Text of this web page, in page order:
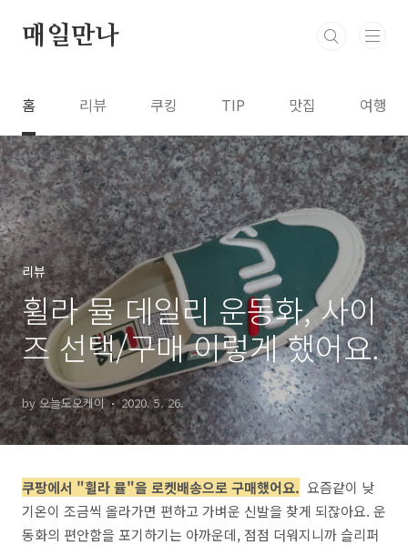
매일만나
홈 리뷰 쿠킹 TIP 맛집 여행
리뷰
휠라 뮬 데일리 운동화, 사이
즈 선택/구매 이렇게 했어요.
by 오늘도오케이 2020. 5. 26.
쿠팡에서 "휠라 뮬"을 로켓배송으로 구매했어요. 요즘같이 낮
기온이 조금씩 올라가면 편하고 가벼운 신발을 찾게 되잖아요. 운
동화의 편안함을 포기하기는 아까운데, 점점 더워지니까 슬리퍼